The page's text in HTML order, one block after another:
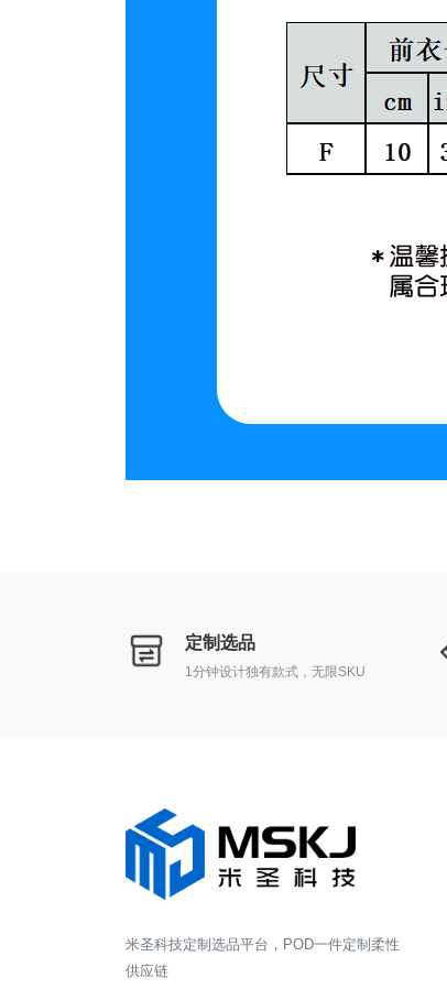
定制选品
1分钟设计独有款式，无限SKU
米圣科技定制选品平台，POD一件定制柔性
供应链